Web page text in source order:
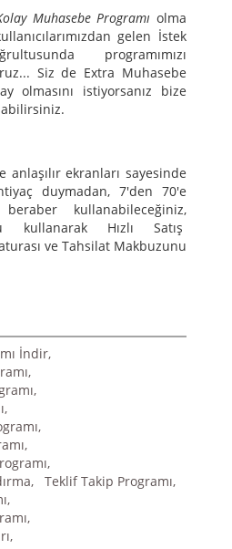
Muhasebe Programı olma
gelen İstek
programımızı
Siz de Extra Muhasebe
olmasını istiyorsanız bize
anlaşılır ekranları sayesinde
duymadan, 7'den 70'e
kullanabileceğiniz,
kullanarak Hızlı Satış
ve Tahsilat Makbuzunu
İndir,
Teklif Takip Programı,